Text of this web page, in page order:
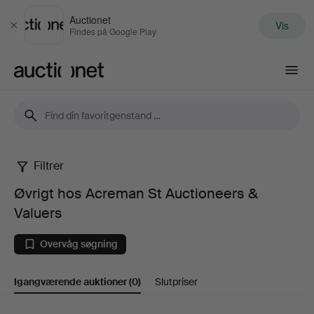
Luk
Auctionet
Findes på Google Play Vis
Øvrigt
hos
Acreman
St
Filtrer
Øvrigt hos Acreman St Auctioneers &
Valuers
Overvåg søgning
Igangværende auktioner(0) Slutpriser